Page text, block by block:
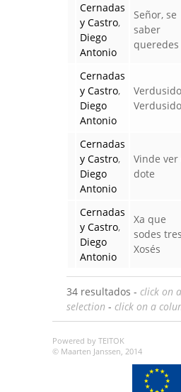
Cernadas
y Castro,
Diego
Antonio
Señor, se
saber
queredes
Cernadas
y Castro,
Diego
Antonio
Verdusido
Cernadas
y Castro,
Diego
Antonio
Vinde ver
dote
Cernadas
y Castro,
Diego
Antonio
Xa que
sodes tres
Xosés
34 resultados - click on
selection - click on a
Powered by TEITOK
© Maarten Janssen, 2014